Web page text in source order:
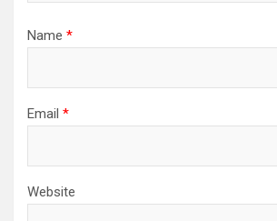
Name *
Email *
Website